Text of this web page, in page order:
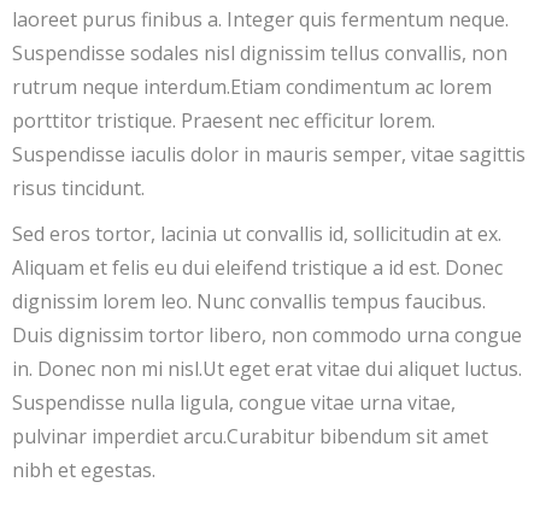
laoreet purus finibus a. Integer quis fermentum neque.
Suspendisse sodales nisl dignissim tellus convallis, non
rutrum neque interdum.Etiam condimentum ac lorem
porttitor tristique. Praesent nec efficitur lorem.
Suspendisse iaculis dolor in mauris semper, vitae sagittis
risus tincidunt.
Sed eros tortor, lacinia ut convallis id, sollicitudin at ex.
Aliquam et felis eu dui eleifend tristique a id est. Donec
dignissim lorem leo. Nunc convallis tempus faucibus.
Duis dignissim tortor libero, non commodo urna congue
in. Donec non mi nisl.Ut eget erat vitae dui aliquet luctus.
Suspendisse nulla ligula, congue vitae urna vitae,
pulvinar imperdiet arcu.Curabitur bibendum sit amet
nibh et egestas.